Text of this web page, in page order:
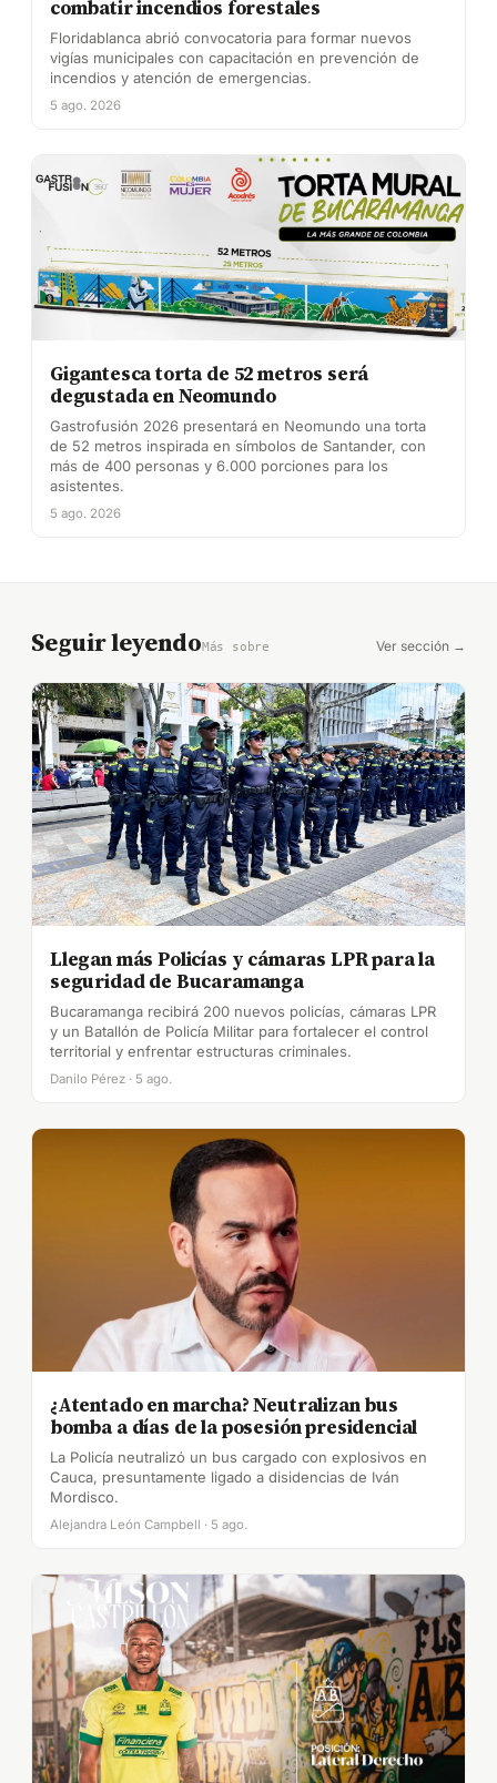
combatir incendios forestales
Floridablanca abrió convocatoria para formar nuevos
vigías municipales con capacitación en prevención de
incendios y atención de emergencias.
5 ago. 2026
Gigantesca torta de 52 metros será
degustada en Neomundo
Gastrofusión 2026 presentará en Neomundo una torta
de 52 metros inspirada en símbolos de Santander, con
más de 400 personas y 6.000 porciones para los
asistentes.
5 ago. 2026
Seguir leyendoMás sobre Ver sección →
Llegan más Policías y cámaras LPR para la
seguridad de Bucaramanga
Bucaramanga recibirá 200 nuevos policías, cámaras LPR
y un Batallón de Policía Militar para fortalecer el control
territorial y enfrentar estructuras criminales.
Danilo Pérez · 5 ago.
¿Atentado en marcha? Neutralizan bus
bomba a días de la posesión presidencial
La Policía neutralizó un bus cargado con explosivos en
Cauca, presuntamente ligado a disidencias de Iván
Mordisco.
Alejandra León Campbell · 5 ago.